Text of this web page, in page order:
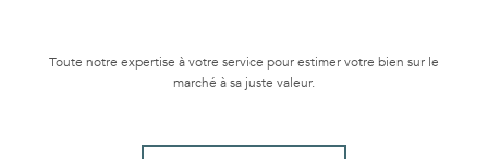
Toute notre expertise à votre service pour estimer votre bien sur le
marché à sa juste valeur.